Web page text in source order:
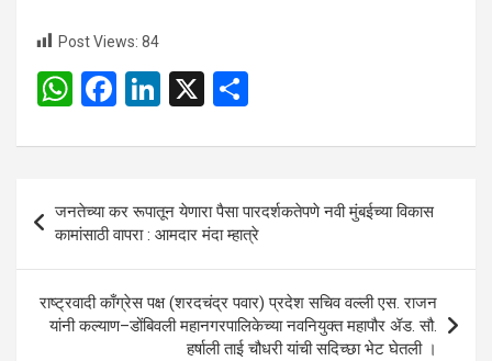
Post Views: 84
W
at
s
A
p
p
F
ce
o
o
k
Li
ke
dI
n
X
ar
navigation
जनतेच्या कर रूपातून येणारा पैसा पारदर्शकतेपणे नवी मुंबईच्या विकास
कामांसाठी वापरा : आमदार मंदा म्हात्रे
राष्ट्रवादी काँग्रेस पक्ष (शरदचंद्र पवार) प्रदेश सचिव वल्ली एस. राजन
यांनी कल्याण–डोंबिवली महानगरपालिकेच्या नवनियुक्त महापौर ॲड. सौ.
हर्षाली ताई चौधरी यांची सदिच्छा भेट घेतली ।